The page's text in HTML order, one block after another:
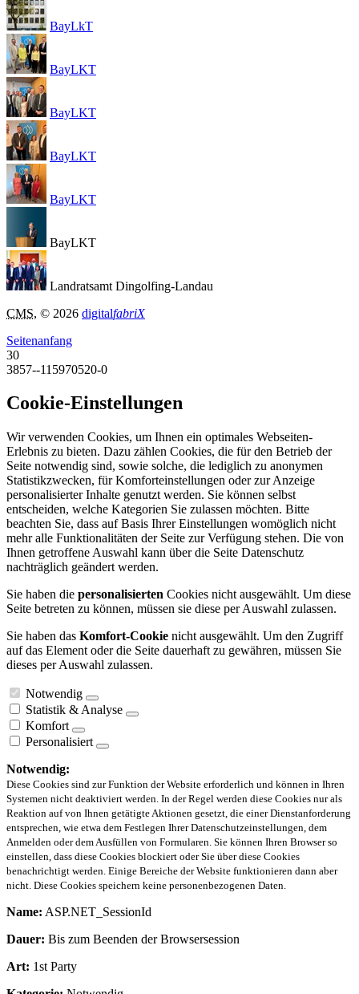
BayLkT
BayLKT
BayLKT
BayLKT
BayLKT
BayLKT
Landratsamt Dingolfing-Landau
CMS, © 2026 digitalfabriX
Seitenanfang
30
3857--115970520-0
Cookie-Einstellungen
Wir verwenden Cookies, um Ihnen ein optimales Webseiten-
Erlebnis zu bieten. Dazu zählen Cookies, die für den Betrieb der
Seite notwendig sind, sowie solche, die lediglich zu anonymen
Statistikzwecken, für Komforteinstellungen oder zur Anzeige
personalisierter Inhalte genutzt werden. Sie können selbst
entscheiden, welche Kategorien Sie zulassen möchten. Bitte
beachten Sie, dass auf Basis Ihrer Einstellungen womöglich nicht
mehr alle Funktionalitäten der Seite zur Verfügung stehen. Die von
Ihnen getroffene Auswahl kann über die Seite Datenschutz
nachträglich geändert werden.
Sie haben die personalisierten Cookies nicht ausgewählt. Um diese
Seite betreten zu können, müssen sie diese per Auswahl zulassen.
Sie haben das Komfort-Cookie nicht ausgewählt. Um den Zugriff
auf das Element oder die Seite dauerhaft zu gewähren, müssen Sie
dieses per Auswahl zulassen.
Notwendig
Statistik & Analyse
Komfort
Personalisiert
Notwendig:
Diese Cookies sind zur Funktion der Website erforderlich und können in Ihren
Systemen nicht deaktiviert werden. In der Regel werden diese Cookies nur als
Reaktion auf von Ihnen getätigte Aktionen gesetzt, die einer Dienstanforderung
entsprechen, wie etwa dem Festlegen Ihrer Datenschutzeinstellungen, dem
Anmelden oder dem Ausfüllen von Formularen. Sie können Ihren Browser so
einstellen, dass diese Cookies blockiert oder Sie über diese Cookies
benachrichtigt werden. Einige Bereiche der Website funktionieren dann aber
nicht. Diese Cookies speichern keine personenbezogenen Daten.
Name: ASP.NET_SessionId
Dauer: Bis zum Beenden der Browsersession
Art: 1st Party